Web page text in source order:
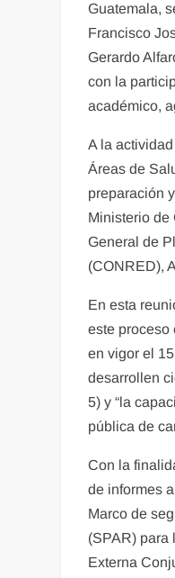
Guatemala,
Francisco
Gerardo
con la
académico,
A la
Áreas de
preparación
Ministerio de
General de
(CONRED),
En esta
este proceso
en vigor el
desarrollen
5) y “la
pública de
Con la
de informes
Marco de
(SPAR) para
Externa